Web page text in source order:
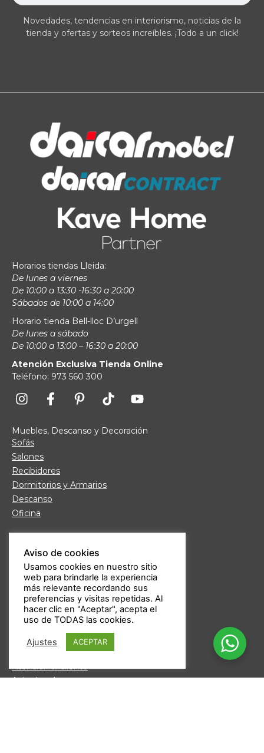
Novedades, tendencias en interiorismo, noticias de la
tienda y ofertas y sorteos increíbles. ¡Todo a un click!
Horarios tiendas Lleida:
De lunes a viernes
De 10:00 a 13:30 -16:30 a 20:00
Sábados de 10:00 a 14:00
Horario tienda Bell-lloc D’urgell
De lunes a sábado
De 10:00 a 13:00 – 16:30 a 20:00
Atención Exclusiva Tienda Online
Teléfono: 973 560 300
Muebles, Descanso y Decoración
Sofás
Salones
Recibidores
Dormitorios y Armarios
Descanso
Oficina
Fábrica de Muebles
Nuestras tiendas
Trabaja con nosotros
Guía de compra
Formas de pago
Devoluciones
Garantía Daicar
Preguntas frecuentes
Atención al cliente
Aviso legal
Aviso de cookies
Usamos cookies en nuestro sitio
web para brindarle la experiencia
más relevante recordando sus
preferencias y visitas repetidas. Al
hacer clic en "Aceptar", acepta el
uso de TODAS las cookies.
Ajustes ACEPTAR